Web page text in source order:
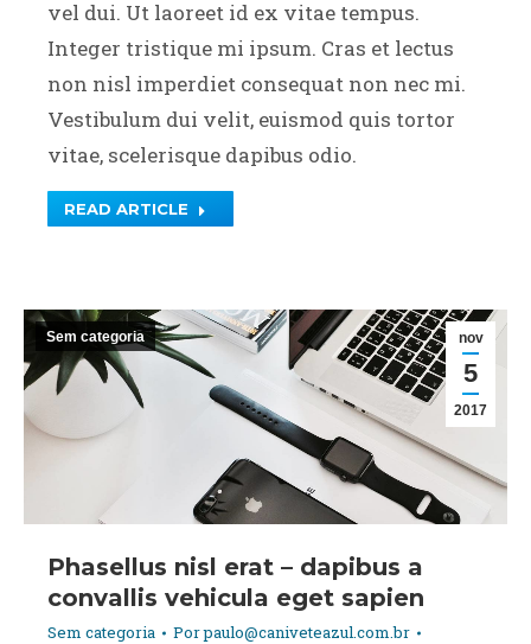
vel dui. Ut laoreet id ex vitae tempus.
Integer tristique mi ipsum. Cras et lectus
non nisl imperdiet consequat non nec mi.
Vestibulum dui velit, euismod quis tortor
vitae, scelerisque dapibus odio.
READ ARTICLE
nov
5
2017
Sem categoria
Phasellus nisl erat – dapibus a
convallis vehicula eget sapien
Sem categoria Porpaulo@caniveteazul.com.br